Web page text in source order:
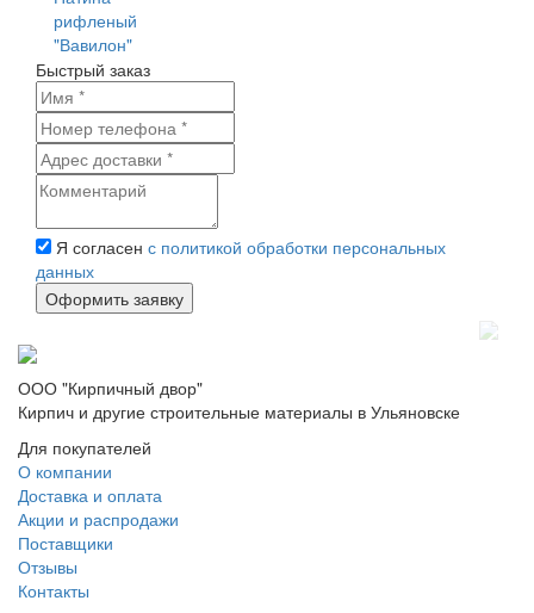
Быстрый заказ
Я согласен с политикой обработки персональных
данных
ООО "Кирпичный двор"
Кирпич и другие строительные материалы в Ульяновске
Для покупателей
О компании
Доставка и оплата
Акции и распродажи
Поставщики
Отзывы
Контакты